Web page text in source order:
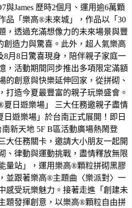
James 歷時2個月、運用逾6萬顆
品「樂高®未來城」，作品以「30
，透過充滿想像力的未來場景與豐
造力與驚喜。此外，超人氣樂高
月8日驚喜現身，陪伴親子家庭一
，活動期間同步推出多項限定滿額
的創意與快樂延伸回家，從拼砌、
打造今夏最豐富的親子玩樂盛會。
日遊樂場」 三大任務邀親子盡情
遊樂場」於台南正式展開！即日
新天地 5F B區活動廣場熱鬧登
大任務關卡，邀請大小朋友一起開
、律動與運動挑戰，盡情釋放無限
量站」，運用樂高®顆粒拼砌黑膠
並跟著樂高®主題曲〈樂派對〉一
感受玩樂魅力。接著走進「創建未
題發揮創意，以樂高®顆粒自由拼